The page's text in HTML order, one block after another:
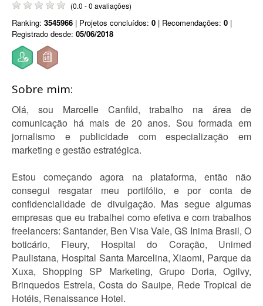
(0.0 - 0 avaliações)
Ranking: 3545966 | Projetos concluídos: 0 | Recomendações: 0 |
Registrado desde: 05/06/2018
Sobre mim:
Olá, sou Marcelle Canfild, trabalho na área de
comunicação há mais de 20 anos. Sou formada em
jornalismo e publicidade com especialização em
marketing e gestão estratégica.
Estou começando agora na plataforma, então não
consegui resgatar meu portifólio, e por conta de
confidencialidade de divulgação. Mas segue algumas
empresas que eu trabalhei como efetiva e com trabalhos
freelancers: Santander, Ben Visa Vale, GS Inima Brasil, O
boticário, Fleury, Hospital do Coração, Unimed
Paulistana, Hospital Santa Marcelina, Xiaomi, Parque da
Xuxa, Shopping SP Marketing, Grupo Doria, Ogilvy,
Brinquedos Estrela, Costa do Sauipe, Rede Tropical de
Hotéis, Renaissance Hotel.